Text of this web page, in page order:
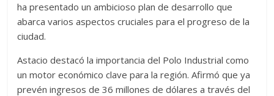
ha presentado un ambicioso plan de desarrollo que
abarca varios aspectos cruciales para el progreso de la
ciudad.
Astacio destacó la importancia del Polo Industrial como
un motor económico clave para la región. Afirmó que ya
prevén ingresos de 36 millones de dólares a través del